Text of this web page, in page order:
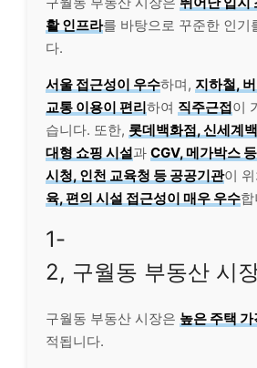
활 인프라를 바탕으로 꾸준한 인기
다.
서울 접근성이 우수하며, 지하철,
교통 이용이 편리하여 직주근접이
습니다. 또한, 롯데백화점, 신세계
대형 쇼핑 시설과 CGV, 메가박스
시청, 인천 교육청 등 공공기관이
육, 편의 시설 접근성이 매우 우수
1-
2, 구월동 부동산 시
구월동 부동산 시장은 높은 주택 가
적됩니다.